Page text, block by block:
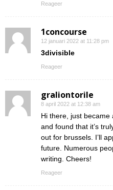
Reageer
1concourse
12 januari 2022 at 11:28 pm
3divisible
Reageer
graliontorile
8 april 2022 at 12:38 am
Hi there, just became
and found that it’s
out for brussels. I’ll
future. Numerous
writing. Cheers!
Reageer